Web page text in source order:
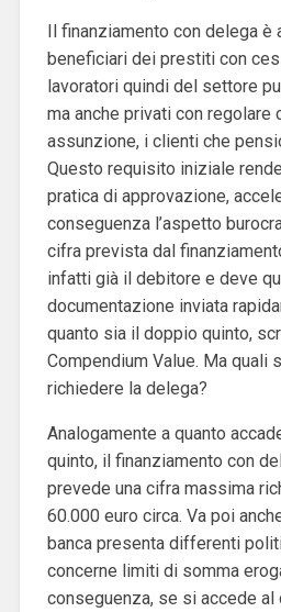
Il finanziamento con delega
beneficiari dei prestiti con
lavoratori quindi del settore
ma anche privati con regolare
assunzione, i clienti che
Questo requisito iniziale
pratica di approvazione,
conseguenza l’aspetto
cifra prevista dal
infatti già il debitore e deve
documentazione inviata
quanto sia il doppio quinto,
Compendium Value. Ma quali
richiedere la delega?
Analogamente a quanto
quinto, il finanziamento con
prevede una cifra massima
60.000 euro circa. Va poi
banca presenta differenti
concerne limiti di somma
conseguenza, se si accede al